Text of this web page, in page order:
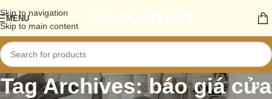
Skip to navigation
Skip to main content
MENU
Tag Archives: báo giá cửa